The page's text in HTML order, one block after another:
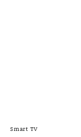
Smart TV